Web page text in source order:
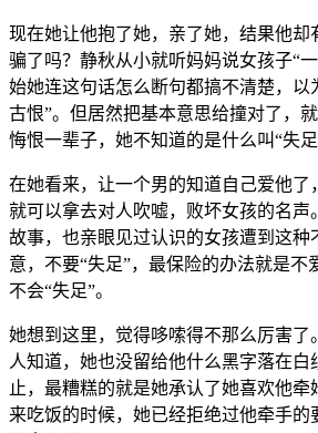
现在她让他抱了她，亲了她，结果他却
骗了吗？静秋从小就听妈妈说女孩子“
始她连这句话怎么断句都搞不清楚，
古恨”。但居然把基本意思给撞对了，
悔恨一辈子，她不知道的是什么叫“失足
在她看来，让一个男的知道自己爱他了
就可以拿去对人吹嘘，败坏女孩的名声
故事，也亲眼见过认识的女孩遭到这种
意，不要“失足”，最保险的办法就是不
不会“失足”。
她想到这里，觉得哆嗦得不那么厉害了
人知道，她也没留给他什么黑字落在白
止，最糟糕的就是她承认了她喜欢他
来吃饭的时候，她已经拒绝过他牵手的